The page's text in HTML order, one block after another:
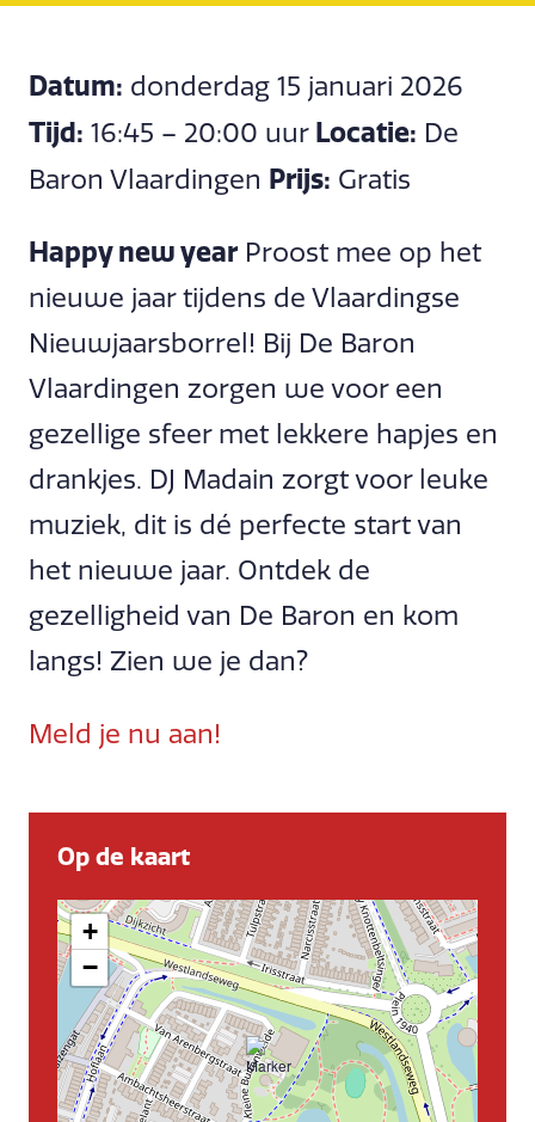
Datum: donderdag 15 januari 2026
Tijd: 16:45 – 20:00 uur Locatie: De
Baron Vlaardingen Prijs: Gratis
Happy new yearProost mee op het
nieuwe jaar tijdens de Vlaardingse
Nieuwjaarsborrel! Bij De Baron
Vlaardingen zorgen we voor een
gezellige sfeer met lekkere hapjes en
drankjes. DJ Madain zorgt voor leuke
muziek, dit is dé perfecte start van
het nieuwe jaar. Ontdek de
gezelligheid van De Baron en kom
langs! Zien we je dan?
Meld je nu aan!
Op de kaart
+
−